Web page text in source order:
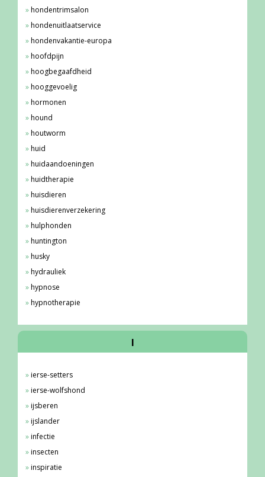
hondentrimsalon
hondenuitlaatservice
hondenvakantie-europa
hoofdpijn
hoogbegaafdheid
hooggevoelig
hormonen
hound
houtworm
huid
huidaandoeningen
huidtherapie
huisdieren
huisdierenverzekering
hulphonden
huntington
husky
hydrauliek
hypnose
hypnotherapie
I
ierse-setters
ierse-wolfshond
ijsberen
ijslander
infectie
insecten
inspiratie